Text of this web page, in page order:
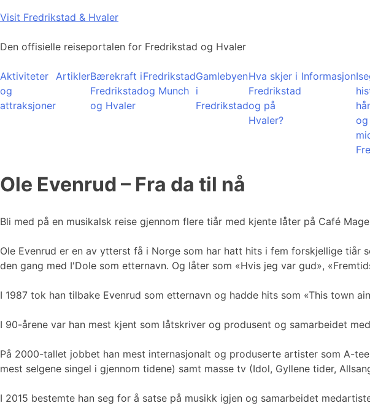
Skip
content
Visit Fredrikstad & Hvaler
Den offisielle reiseportalen for Fredrikstad og Hvaler
Aktiviteter
og
attraksjoner
ArtiklerBærekraft i
Fredrikstad
og Hvaler
Fredrikstad
og Munch
Gamlebyen
i
Fredrikstad
Hva skjer i
Fredrikstad
og på
Hvaler?
Informasjon
og
Ole Evenrud – Fra da til nå
Bli med på en musikalsk reise gjennom flere tiår med kjente låter på Café
Ole Evenrud er en av ytterst få i Norge som har hatt hits i fem forskjellige tiår
den gang med I'Dole som etternavn. Og låter som «Hvis jeg var gud»,
I 1987 tok han tilbake Evenrud som etternavn og hadde hits som «This town
I 90-årene var han mest kjent som låtskriver og produsent og samarbeidet
På 2000-tallet jobbet han mest internasjonalt og produserte artister som A-
mest selgene singel i gjennom tidene) samt masse tv (Idol, Gyllene tider,
I 2015 bestemte han seg for å satse på musikk igjen og samarbeidet